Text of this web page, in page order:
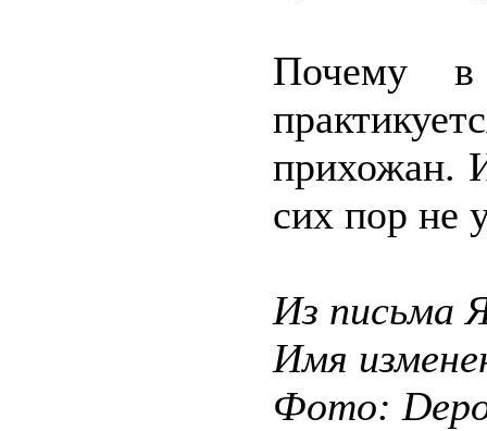
Почему в
прихожан.
сих пор не
Из письма
Имя
Фото: